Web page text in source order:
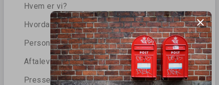
Hvem er vi?
Hvordan beskytter vi dine data?
Persondatapolitik
Aftalevilkår
Presse